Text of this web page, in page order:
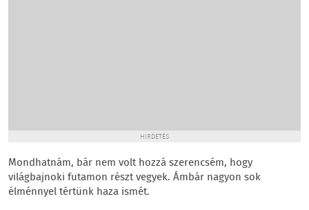
HIRDETÉS
Mondhatnám, bár nem volt hozzá szerencsém, hogy
világbajnoki futamon részt vegyek. Ámbár nagyon sok
élménnyel tértünk haza ismét.